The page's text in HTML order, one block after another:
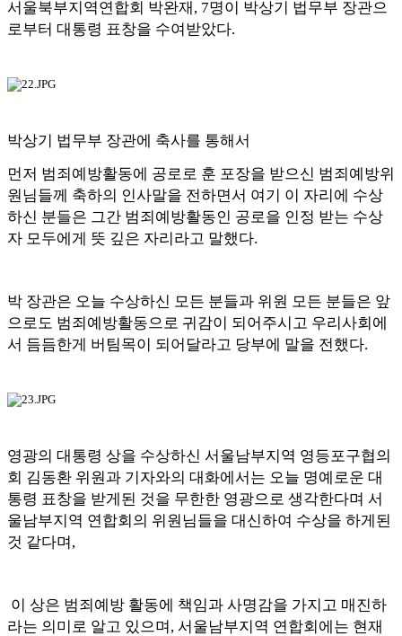
서울북부지역연합회 박완재, 7명이 박상기 법무부 장관으
로부터 대통령 표창을 수여받았다.
박상기 법무부 장관에 축사를 통해서
먼저 범죄예방활동에 공로로 훈 포장을 받으신 범죄예방위
원님들께 축하의 인사말을 전하면서 여기 이 자리에 수상
하신 분들은 그간 범죄예방활동인 공로을 인정 받는 수상
자 모두에게 뜻 깊은 자리라고 말했다.
박 장관은 오늘 수상하신 모든 분들과 위원 모든 분들은 앞
으로도 범죄예방활동으로 귀감이 되어주시고 우리사회에
서 듬듬한게 버팀목이 되어달라고 당부에 말을 전했다.
영광의 대통령 상을 수상하신 서울남부지역 영등포구협의
회 김동환 위원과 기자와의 대화에서는 오늘 명예로운 대
통령 표창을 받게된 것을 무한한 영광으로 생각한다며 서
울남부지역 연합회의 위원님들을 대신하여 수상을 하게된
것 같다며 ,
이 상은 범죄예방 활동에 책임과 사명감을 가지고 매진하
라는 의미로 알고 있으며 , 서울남부지역 연합회에는 현재